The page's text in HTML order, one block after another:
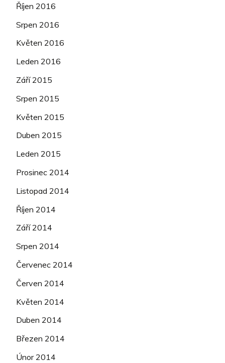
Říjen 2016
Srpen 2016
Květen 2016
Leden 2016
Září 2015
Srpen 2015
Květen 2015
Duben 2015
Leden 2015
Prosinec 2014
Listopad 2014
Říjen 2014
Září 2014
Srpen 2014
Červenec 2014
Červen 2014
Květen 2014
Duben 2014
Březen 2014
Únor 2014